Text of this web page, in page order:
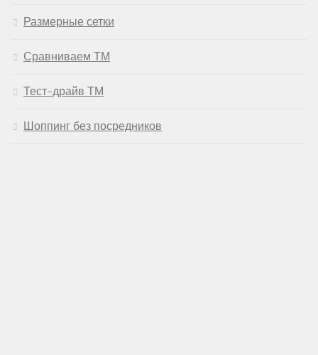
Размерные сетки
Сравниваем ТМ
Тест-драйв ТМ
Шоппинг без посредников